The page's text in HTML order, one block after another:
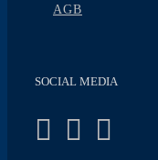
AGB
SOCIAL MEDIA